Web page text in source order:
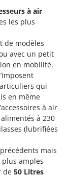
à air
les plus
de modèles
avec un petit
en mobilité.
qui
en même
à air
à 230
(lubrifiées
mais
amples
de 50 Litres